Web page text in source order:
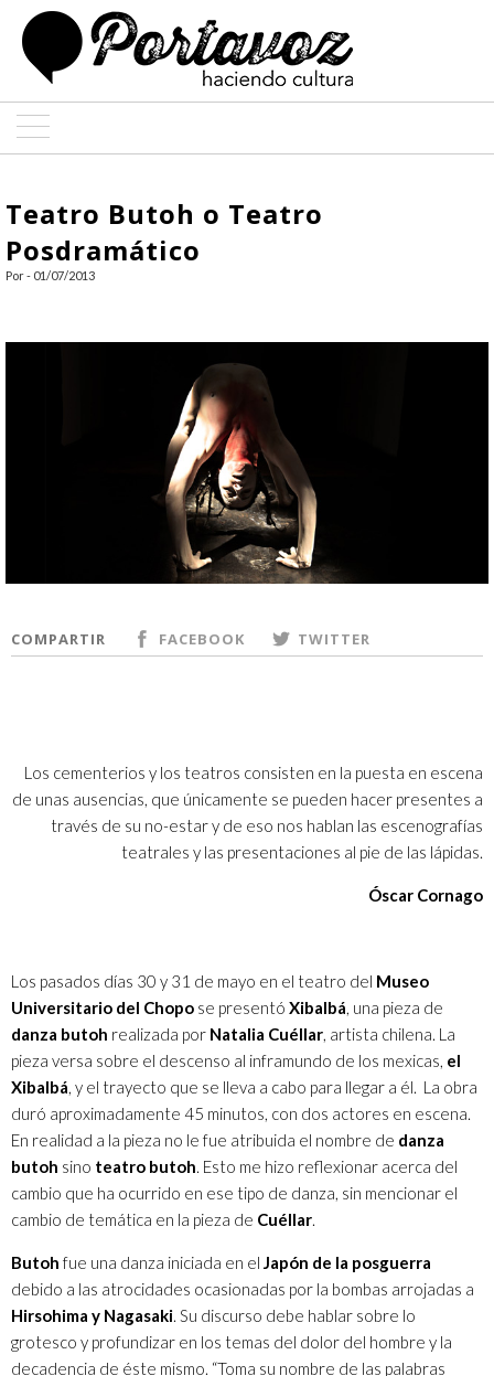
ARQUITECTURA
COLABORADORES
Teatro Butoh o Teatro
Posdramático
Por - 01/07/2013
COMPARTIR FACEBOOK TWITTER
Los cementerios y los teatros consisten en la puesta en escena
de unas ausencias, que únicamente se pueden hacer presentes a
través de su no-estar y de eso nos hablan las escenografías
teatrales y las presentaciones al pie de las lápidas.
Óscar Cornago
Los pasados días 30 y 31 de mayo en el teatro del Museo
Universitario del Chopo se presentó Xibalbá, una pieza de
danza butoh realizada por Natalia Cuéllar, artista chilena. La
pieza versa sobre el descenso al inframundo de los mexicas, el
Xibalbá, y el trayecto que se lleva a cabo para llegar a él. La obra
duró aproximadamente 45 minutos, con dos actores en escena.
En realidad a la pieza no le fue atribuida el nombre de danza
butoh sino teatro butoh. Esto me hizo reflexionar acerca del
cambio que ha ocurrido en ese tipo de danza, sin mencionar el
cambio de temática en la pieza de Cuéllar.
Butoh fue una danza iniciada en el Japón de la posguerra
debido a las atrocidades ocasionadas por la bombas arrojadas a
Hirsohima y Nagasaki. Su discurso debe hablar sobre lo
grotesco y profundizar en los temas del dolor del hombre y la
decadencia de éste mismo. “Toma su nombre de las palabras